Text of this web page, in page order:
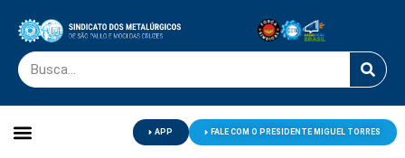
APP FALE COM O PRESIDENTE MIGUEL TORRES